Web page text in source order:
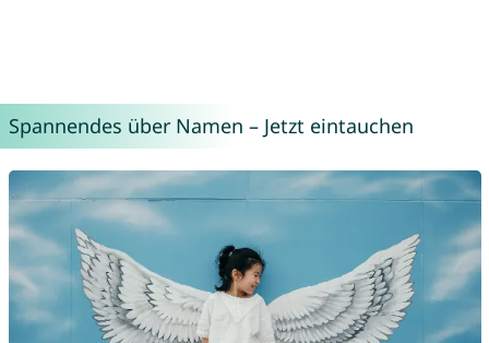
Spannendes über Namen – Jetzt eintauchen